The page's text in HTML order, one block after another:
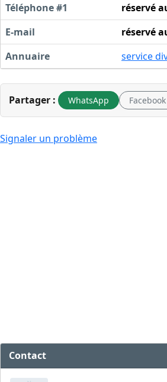
Téléphone #1
réservé
E-mail
réservé
Annuaire
service
Partager : WhatsApp Facebook
Signaler un problème
Contact